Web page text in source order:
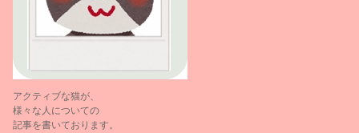
アクティブな猫が、
様々な人についての
記事を書いております。